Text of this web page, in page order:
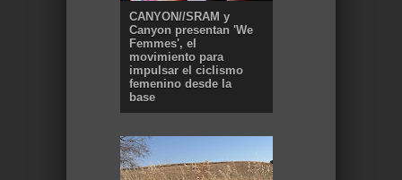
CANYON//SRAM y
Canyon presentan 'We
Femmes', el
movimiento para
impulsar el ciclismo
femenino desde la
base